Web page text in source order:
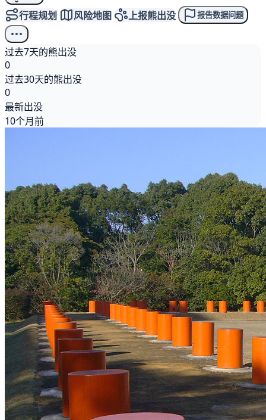
行程规划 风险地图 上报熊出没 报告数据问题
过去7天的熊出没
0
过去30天的熊出没
0
最新出没
10个月前